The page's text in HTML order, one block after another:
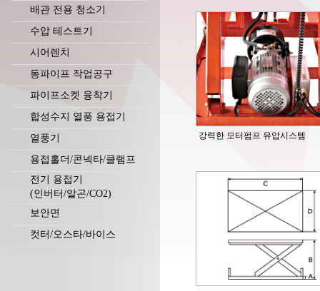
배관 전용 청소기
수압 테스트기
시어렌치
동파이프 작업공구
파이프소켓 융착기
합성수지 열풍 용접기
열풍기
용접홀더/콘넥타/클램프
전기 용접기
(인버터/알곤/CO2)
보안면
컷터/오스타/바이스
강력한 모터펌프 유압시스템